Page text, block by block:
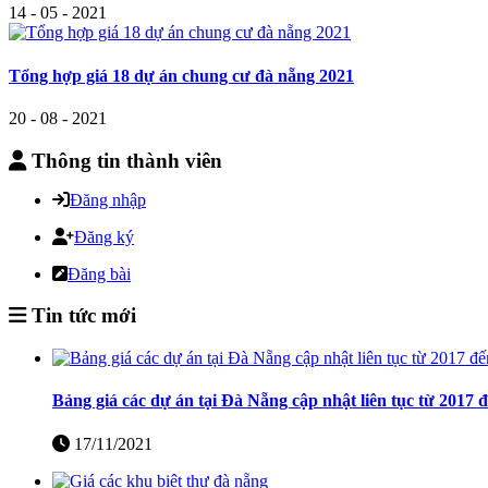
14 - 05 - 2021
Tổng hợp giá 18 dự án chung cư đà nẵng 2021
20 - 08 - 2021
Thông tin thành viên
Đăng nhập
Đăng ký
Đăng bài
Tin tức mới
Bảng giá các dự án tại Đà Nẵng cập nhật liên tục từ 2017
17/11/2021